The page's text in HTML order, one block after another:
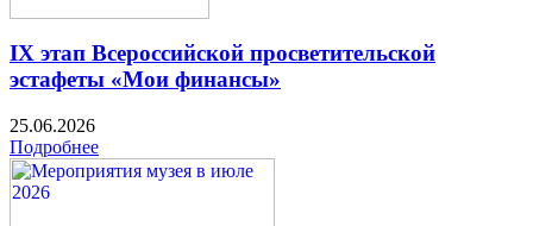
IX этап Всероссийской просветительской
эстафеты «Мои финансы»
25.06.2026
Подробнее